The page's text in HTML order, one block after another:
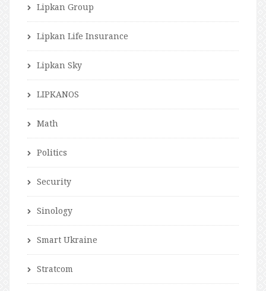
Lipkan Group
Lipkan Life Insurance
Lipkan Sky
LIPKANOS
Math
Politics
Security
Sinology
Smart Ukraine
Stratcom